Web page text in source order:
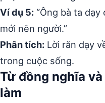
Ví dụ 5: “Ông bà ta dạy
mới nên người.”
Phân tích: Lời răn dạy
trong cuộc sống.
Từ đồng nghĩa
làm